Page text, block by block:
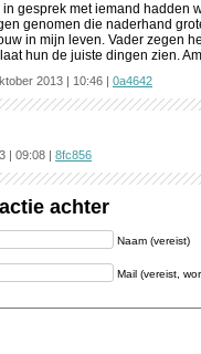
in gesprek met iemand hadden
genomen die naderhand
in mijn leven. Vader zegen
hun de juiste dingen zien.
2013 | 10:46 | 0a4642
| 09:08 | 8fc856
achter
Naam (vereist)
Mail (vereist,